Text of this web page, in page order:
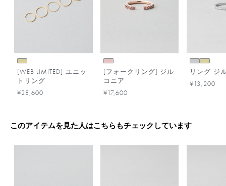
[WEB LIMITED] ユニッ
トリング
¥28,600
[フォークリング] ジル
コニア
¥17,600
リング ジ
¥13,200
このアイテムを見た人はこちらもチェックしています